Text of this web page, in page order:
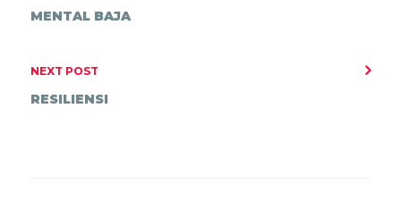
MENTAL BAJA
NEXT POST
RESILIENSI